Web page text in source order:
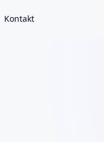
Kontakt